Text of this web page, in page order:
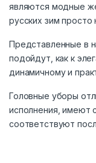
являются модные
русских зим
Представленные в
подойдут, как к
динамичному и
Головные уборы
исполнения, имеют
соответствуют